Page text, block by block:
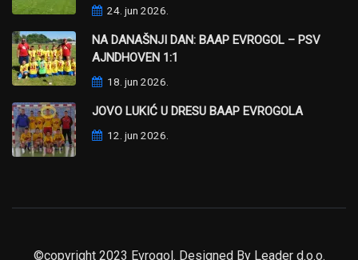
24. jun 2026.
NA DANAŠNJI DAN: BAAP EVROGOL – PSV
AJNDHOVEN 1:1
18. jun 2026.
JOVO LUKIĆ U DRESU BAAP EVROGOLA
12. jun 2026.
©copyright 2023 Evrogol. Designed By Leader d.o.o.